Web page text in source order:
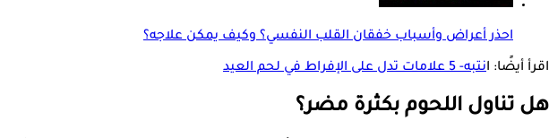
احذر أعراض وأسباب خفقان القلب النفسي؟ وكيف يمكن علاجه؟
اقرأ أيضًا: انتبه- 5 علامات تدل على الإفراط في لحم العيد
هل تناول اللحوم بكثرة مضر؟